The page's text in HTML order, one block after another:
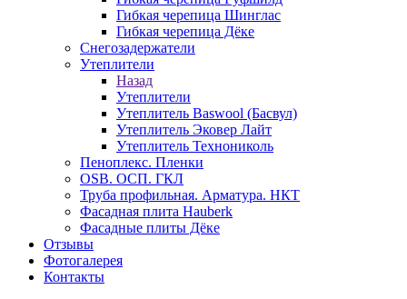
Гибкая черепица Шинглас
Гибкая черепица Дёке
Снегозадержатели
Утеплители
Назад
Утеплители
Утеплитель Baswool (Басвул)
Утеплитель Эковер Лайт
Утеплитель Технониколь
Пеноплекс. Пленки
OSB. ОСП. ГКЛ
Труба профильная. Арматура. НКТ
Фасадная плита Hauberk
Фасадные плиты Дёке
Отзывы
Фотогалерея
Контакты